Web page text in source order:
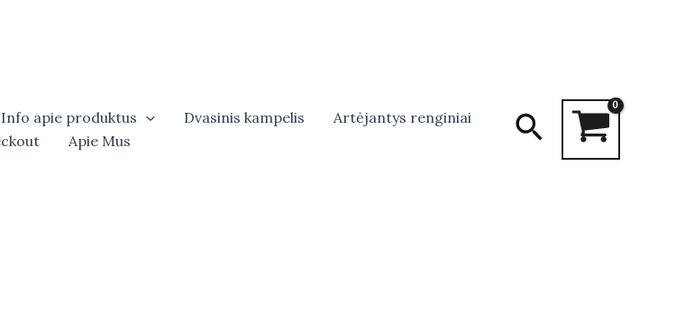
Info apie produktus Dvasinis kampelis
Artėjantys renginiai
Apie Mus Search